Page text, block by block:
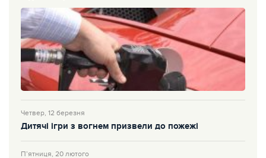
Четвер, 12 березня
Дитячі ігри з вогнем призвели до пожежі
П’ятниця, 20 лютого